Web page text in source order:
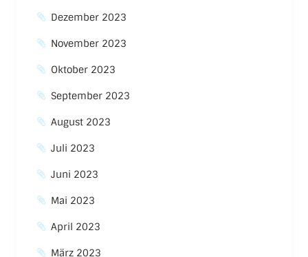
Dezember 2023
November 2023
Oktober 2023
September 2023
August 2023
Juli 2023
Juni 2023
Mai 2023
April 2023
März 2023